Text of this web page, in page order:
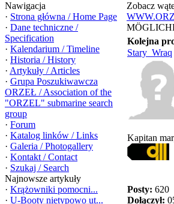
Nawigacja
· Strona główna / Home Page
· Dane techniczne /
Specification
· Kalendarium / Timeline
· Historia / History
· Artykuły / Articles
· Grupa Poszukiwawcza
ORZEŁ / Association of the
"ORZEL" submarine search
group
· Forum
· Katalog linków / Links
· Galeria / Photogallery
· Kontakt / Contact
· Szukaj / Search
Najnowsze artykuły
· Krążowniki pomocni...
· U-Booty nietypowo ut...
Zobacz
Kolejna
Stary_Wraq
Kapitan
Posty: 620
Dołączył: